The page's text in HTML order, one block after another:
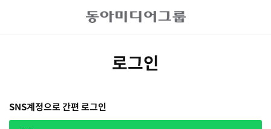
로그인
SNS계정으로 간편 로그인